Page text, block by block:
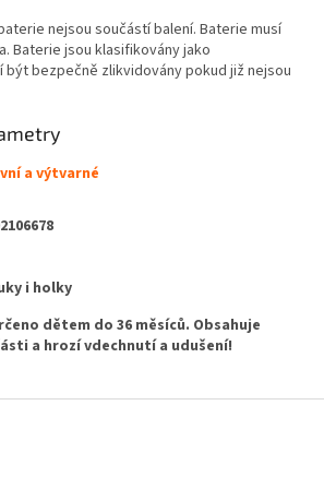
nejsou součástí balení. Baterie musí
Baterie jsou klasifikovány jako
bezpečně zlikvidovány pokud již nejsou
a výtvarné
i holky
dětem do 36 měsíců. Obsahuje
a hrozí vdechnutí a udušení!